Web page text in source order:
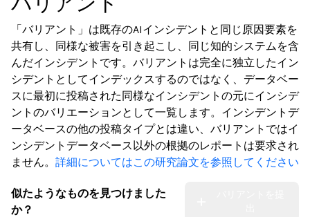
「バリアント」は既存のAIインシデントと同じ原因要素を
共有し、同様な被害を引き起こし、同じ知的システムを含
んだインシデントです。バリアントは完全に独立したイン
シデントとしてインデックスするのではなく、データベー
スに最初に投稿された同様なインシデントの元にインシデ
ントのバリエーションとして一覧します。インシデントデ
ータベースの他の投稿タイプとは違い、バリアントではイ
ンシデントデータベース以外の根拠のレポートは要求され
ません。 詳細についてはこの研究論文を参照してください
似たようなものを見つけました
か？